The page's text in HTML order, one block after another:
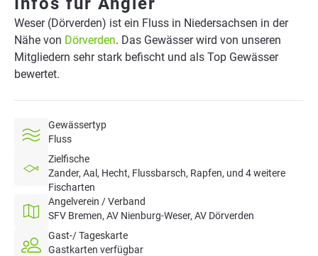
Weser (Dörverden) ist ein Fluss in Niedersachsen in der
Nähe von Dörverden. Das Gewässer wird von unseren
Mitgliedern sehr stark befischt und als Top Gewässer
bewertet.
Gewässertyp
Fluss
Zielfische
Zander, Aal, Hecht, Flussbarsch, Rapfen, und 4 weitere
Fischarten
Angelverein / Verband
SFV Bremen, AV Nienburg-Weser, AV Dörverden
Gast-/ Tageskarte
Gastkarten verfügbar